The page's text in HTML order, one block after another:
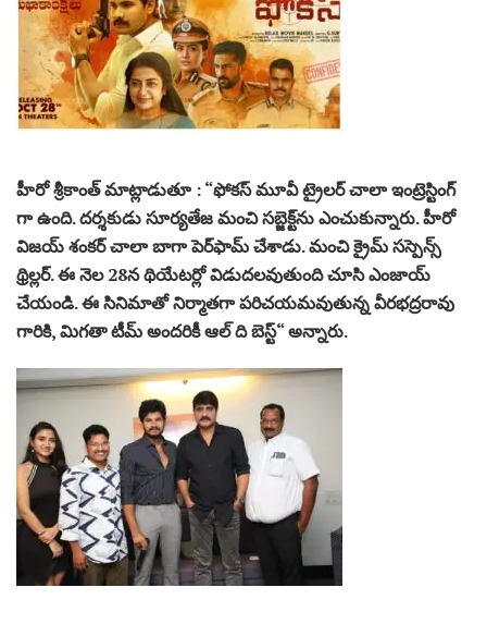
హీరో శ్రీకాంత్ మాట్లాడుతూ : “ఫోకస్ మూవీ ట్రైలర్ చాలా ఇంట్రెస్టింగ్
గా ఉంది. ద‌ర్శ‌కుడు సూర్య‌తేజ మంచి సబ్జెక్ట్‌ను ఎంచుకున్నారు. హీరో
విజ‌య్ శంక‌ర్ చాలా బాగా పెర్‌ఫామ్ చేశాడు. మంచి క్రైమ్ సస్పెన్స్
థ్రిల్లర్. ఈ నెల 28న థియేట‌ర్లో విడుద‌ల‌వుతుంది చూసి ఎంజాయ్
చేయండి. ఈ సినిమాతో నిర్మాతగా ప‌రిచ‌య‌మ‌వుతున్న‌ వీరభ‌ద్ర‌రావు
గారికి, మిగతా టీమ్ అంద‌రికీ ఆల్ ది బెస్ట్“ అన్నారు.